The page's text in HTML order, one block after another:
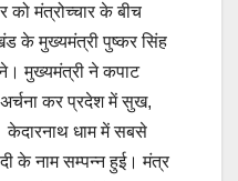
को मंत्रोच्चार के बीच
के मुख्यमंत्री पुष्कर सिंह
मुख्यमंत्री ने कपाट
कर प्रदेश में सुख,
केदारनाथ धाम में सबसे
के नाम सम्पन्न हुई। मंत्र